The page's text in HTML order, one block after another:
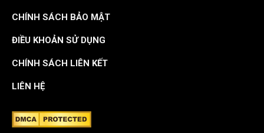
CHÍNH SÁCH BẢO MẬT
ĐIỀU KHOẢN SỬ DỤNG
CHÍNH SÁCH LIÊN KẾT
LIÊN HỆ